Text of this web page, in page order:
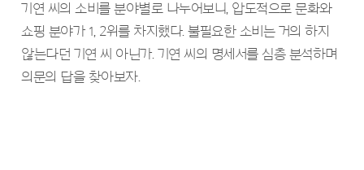
기연 씨의 소비를 분야별로 나누어보니, 압도적으로 문화와
쇼핑 분야가 1, 2위를 차지했다. 불필요한 소비는 거의 하지
않는다던 기연 씨 아닌가. 기연 씨의 명세서를 심층 분석하며
의문의 답을 찾아보자.